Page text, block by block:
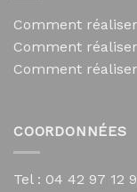
Comment
Comment
Comment
COORDONNÉES
Tel : 04 42 97 12